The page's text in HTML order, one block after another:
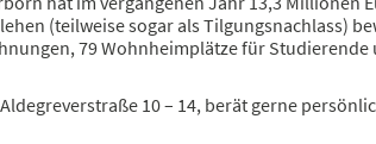
(teilweise sogar als Tilgungsnachlass)
79 Wohnheimplätze für
10 – 14, berät gerne